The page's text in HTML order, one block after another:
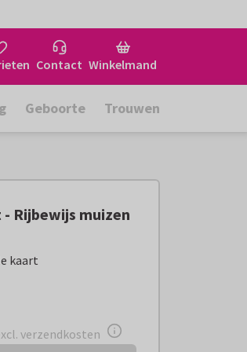
Contact Winkelmand
Geboorte Trouwen
Rijbewijs muizen
kaart
verzendkosten